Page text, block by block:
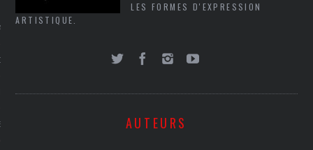
CARAVELLE
PODCAST
LES FORMES D'EXPRESSION
ARTISTIQUE.
AUTEURS